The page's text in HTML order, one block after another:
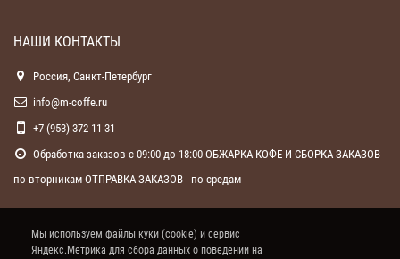
НАШИ КОНТАКТЫ
Россия, Санкт-Петербург
info@m-coffe.ru
+7 (953) 372-11-31
Обработка заказов с 09:00 до 18:00 ОБЖАРКА КОФЕ И СБОРКА ЗАКАЗОВ -
по вторникам ОТПРАВКА ЗАКАЗОВ - по средам
Мы используем файлы куки (cookie) и сервис
Яндекс.Метрика для сбора данных о поведении на